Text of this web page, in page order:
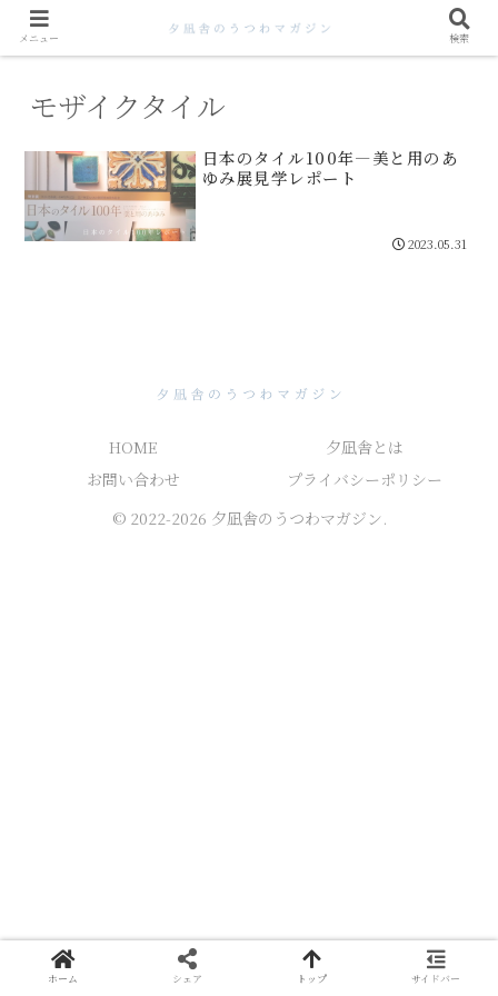
モザイクタイル
日本のタイル100年―美と用のあ
ゆみ展見学レポート
2023.05.31
HOME
夕凪舎とは
お問い合わせ
プライバシーポリシー
© 2022-2026 夕凪舎のうつわマガジン.
メニュー 検索
ホーム シェア トップ サイドバー